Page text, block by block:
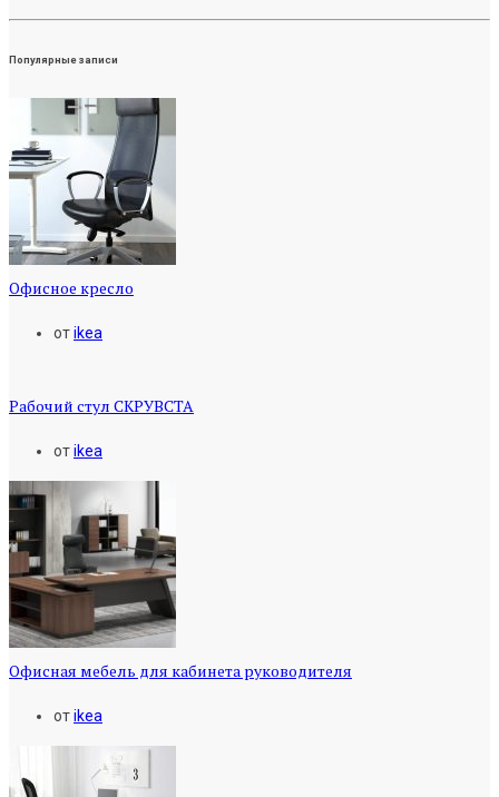
Популярные записи
Офисное кресло
отikea
Рабочий стул СКРУВСТА
отikea
Офисная мебель для кабинета руководителя
отikea